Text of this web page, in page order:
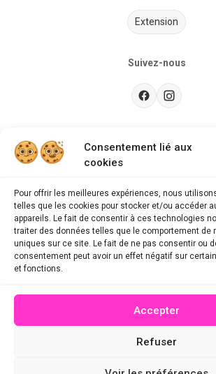
Consentement lié aux
cookies
Pour offrir les meilleures expériences, nous
telles que les cookies pour stocker et/ou accéder
appareils. Le fait de consentir à ces technologies
traiter des données telles que le comportement de
uniques sur ce site. Le fait de ne pas consentir ou
consentement peut avoir un effet négatif sur
et fonctions.
Accepter
Refuser
Extension
Suivez-nous
FAQ
Mentions légales
Politique de confidentialité
Contact